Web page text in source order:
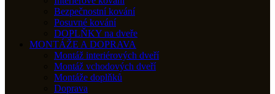
Bezpečnostní kování
Posuvné kování
DOPLŇKY na dveře
MONTÁŽE A DOPRAVA
Montáž interiérových dveří
Montáž vchodových dveří
Montáže doplňků
Doprava